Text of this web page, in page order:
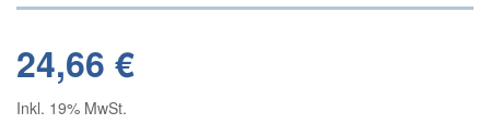
24,66 €
Inkl. 19% MwSt.